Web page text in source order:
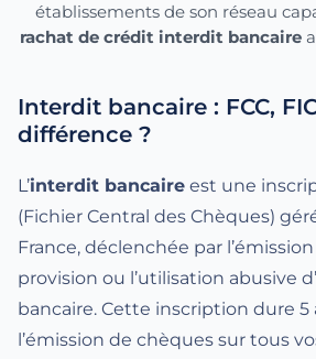
établissements de son réseau
rachat de crédit interdit bancaire
Interdit bancaire : FCC,
différence ?
L’interdit bancaire est une
(Fichier Central des Chèques)
France, déclenchée par
provision ou l’utilisation abusive
bancaire. Cette inscription dure
l’émission de chèques sur tous